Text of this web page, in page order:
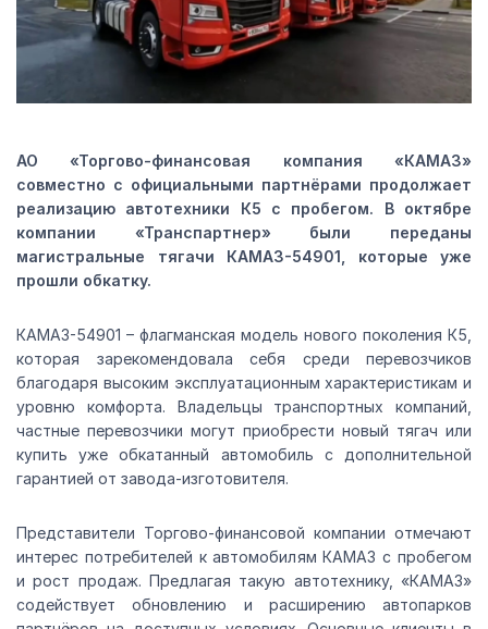
АО «Торгово-финансовая компания «КАМАЗ»
совместно с официальными партнёрами продолжает
реализацию автотехники К5 с пробегом. В октябре
компании «Транспартнер» были переданы
магистральные тягачи КАМАЗ-54901, которые уже
прошли обкатку.
КАМАЗ-54901 – флагманская модель нового поколения К5,
которая зарекомендовала себя среди перевозчиков
благодаря высоким эксплуатационным характеристикам и
уровню комфорта. Владельцы транспортных компаний,
частные перевозчики могут приобрести новый тягач или
купить уже обкатанный автомобиль с дополнительной
гарантией от завода-изготовителя.
Представители Торгово-финансовой компании отмечают
интерес потребителей к автомобилям КАМАЗ с пробегом
и рост продаж. Предлагая такую автотехнику, «КАМАЗ»
содействует обновлению и расширению автопарков